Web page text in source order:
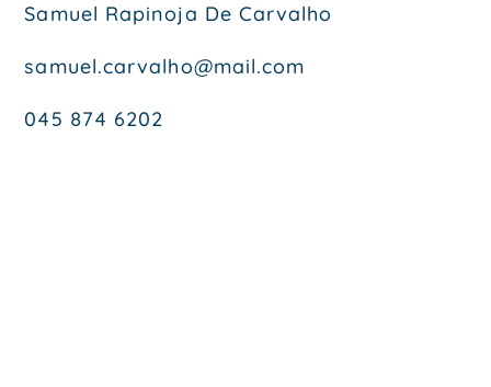
Samuel Rapi­no­ja De Car­val­ho
samuel.carvalho@mail.com
045 874 6202